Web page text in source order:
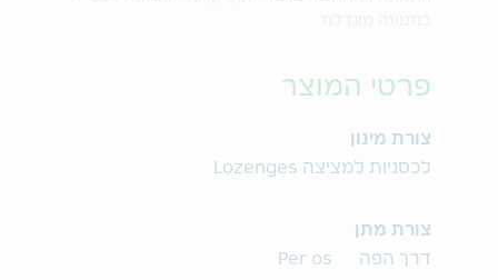
פרטי המוצר
צורת מינון
לכסניות למציצה Lozenges
צורת מתן
דרך הפה Per os